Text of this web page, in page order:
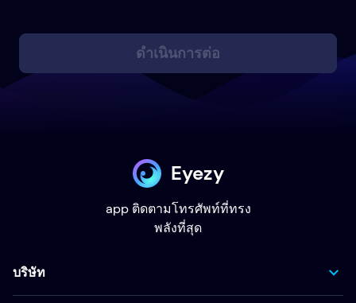
ดำเนินการต่อ
Eyezy
app ติดตามโทรศัพท์ที่ทรง
พลังที่สุด
บริษัท